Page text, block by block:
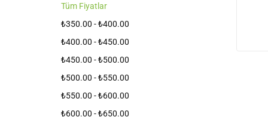
Tüm Fiyatlar
₺350.00 -₺400.00
₺400.00 -₺450.00
₺450.00 -₺500.00
₺500.00 -₺550.00
₺550.00 -₺600.00
₺600.00 -₺650.00